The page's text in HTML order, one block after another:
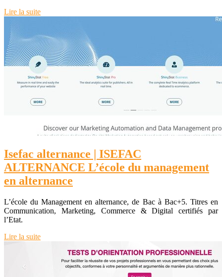
Lire la suite
Isefac alternance | ISEFAC
ALTERNANCE L’école du management
en alternance
L’école du Management en alternance, de Bac à Bac+5. Titres en
Communication, Marketing, Commerce & Digital certifiés par
l’Etat.
Lire la suite